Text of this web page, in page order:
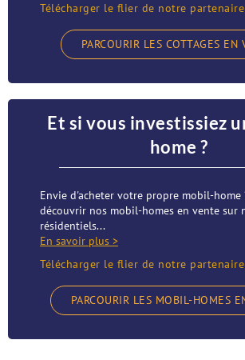
Télécharger le flier de notre partenaire
PARCOURIR LES COTTAGES EN
Et si vous investissiez
home ?
Envie d'acheter votre propre mobil-home
découvrir nos mobil-homes en vente sur
résidentiels...
En savoir plus >
Télécharger le flier de notre partenaire
PARCOURIR LES MOBIL-HOMES